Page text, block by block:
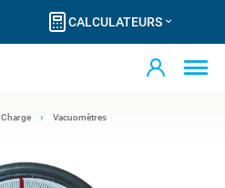
CALCULATEURS
Charge Vacuomètres